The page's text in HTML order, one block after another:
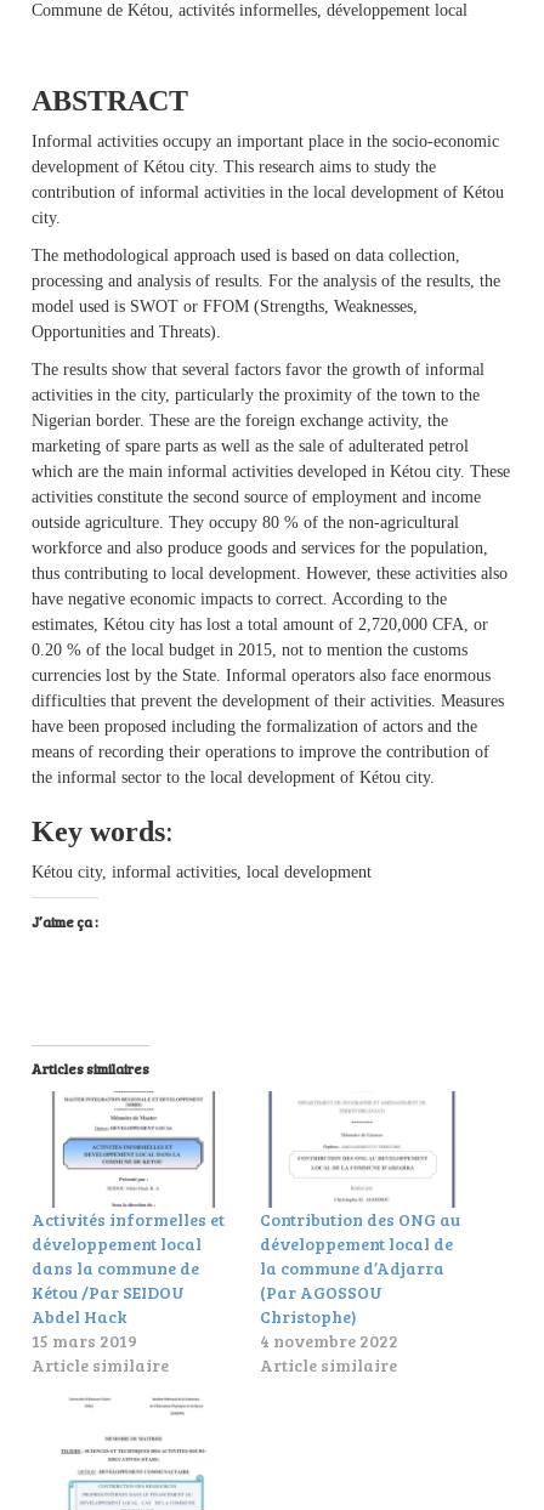
Commune de Kétou, activités informelles, développement local
ABSTRACT
Informal activities occupy an important place in the socio-economic
development of Kétou city. This research aims to study the
contribution of informal activities in the local development of Kétou
city.
The methodological approach used is based on data collection,
processing and analysis of results. For the analysis of the results, the
model used is SWOT or FFOM (Strengths, Weaknesses,
Opportunities and Threats).
The results show that several factors favor the growth of informal
activities in the city, particularly the proximity of the town to the
Nigerian border. These are the foreign exchange activity, the
marketing of spare parts as well as the sale of adulterated petrol
which are the main informal activities developed in Kétou city. These
activities constitute the second source of employment and income
outside agriculture. They occupy 80 % of the non-agricultural
workforce and also produce goods and services for the population,
thus contributing to local development. However, these activities also
have negative economic impacts to correct. According to the
estimates, Kétou city has lost a total amount of 2,720,000 CFA, or
0.20 % of the local budget in 2015, not to mention the customs
currencies lost by the State. Informal operators also face enormous
difficulties that prevent the development of their activities. Measures
have been proposed including the formalization of actors and the
means of recording their operations to improve the contribution of
the informal sector to the local development of Kétou city.
Key words:
Kétou city, informal activities, local development
J’aime ça :
Articles similaires
Activités informelles et
développement local
dans la commune de
Kétou /Par SEIDOU
Abdel Hack
15 mars 2019
Article similaire
Contribution des ONG au
développement local de
la commune d’Adjarra
(Par AGOSSOU
Christophe)
4 novembre 2022
Article similaire